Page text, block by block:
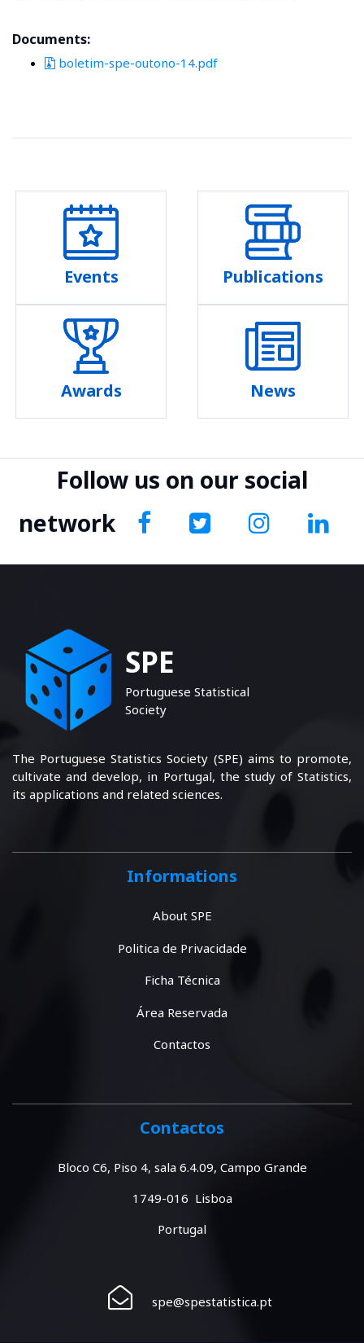
Documents:
boletim-spe-outono-14.pdf
Events Publications
Awards News
Follow us on our social
network
SPE
Portuguese Statistical
Society
The Portuguese Statistics Society (SPE) aims to promote,
cultivate and develop, in Portugal, the study of Statistics,
its applications and related sciences.
Informations
About SPE
Politica de Privacidade
Ficha Técnica
Área Reservada
Contactos
Contactos
Bloco C6, Piso 4, sala 6.4.09, Campo Grande
1749-016 Lisboa
Portugal
spe@spestatistica.pt